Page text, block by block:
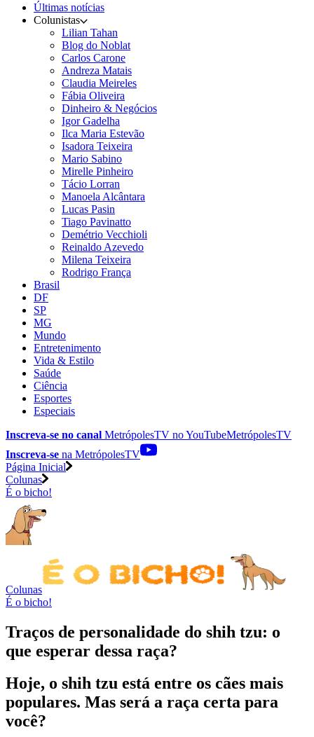
Últimas notícias
Colunistas
Lilian Tahan
Blog do Noblat
Carlos Carone
Andreza Matais
Claudia Meireles
Fábia Oliveira
Dinheiro & Negócios
Igor Gadelha
Ilca Maria Estevão
Isadora Teixeira
Mario Sabino
Mirelle Pinheiro
Tácio Lorran
Manoela Alcântara
Lucas Pasin
Tiago Pavinatto
Demétrio Vecchioli
Reinaldo Azevedo
Milena Teixeira
Rodrigo França
Brasil
DF
SP
MG
Mundo
Entretenimento
Vida & Estilo
Saúde
Ciência
Esportes
Especiais
Inscreva-se no canal MetrópolesTV noYouTubeMetrópolesTV
Inscreva-se na MetrópolesTV
Página Inicial
Colunas
É o bicho!
Colunas
É o bicho!
Traços de personalidade do shih tzu: o
que esperar dessa raça?
Hoje, o shih tzu está entre os cães mais
populares. Mas será a raça certa para
você?